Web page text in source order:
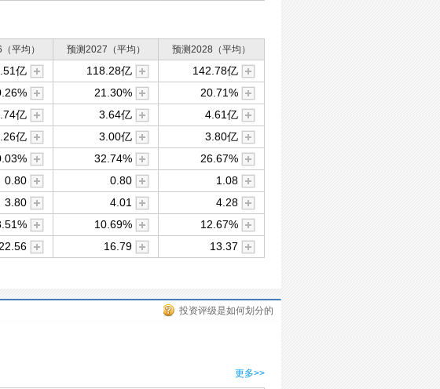
平均） 预测2027（平均） 预测2028（平均）
亿 118.28亿
142.78亿
21.30%
20.71%
亿 3.64亿
4.61亿
亿 3.00亿
3.80亿
32.74%
26.67%
0.80 0.80
1.08
3.80 4.01
4.28
10.69%
12.67%
22.56 16.79 13.37
投资评级是如何划分的
更多>>